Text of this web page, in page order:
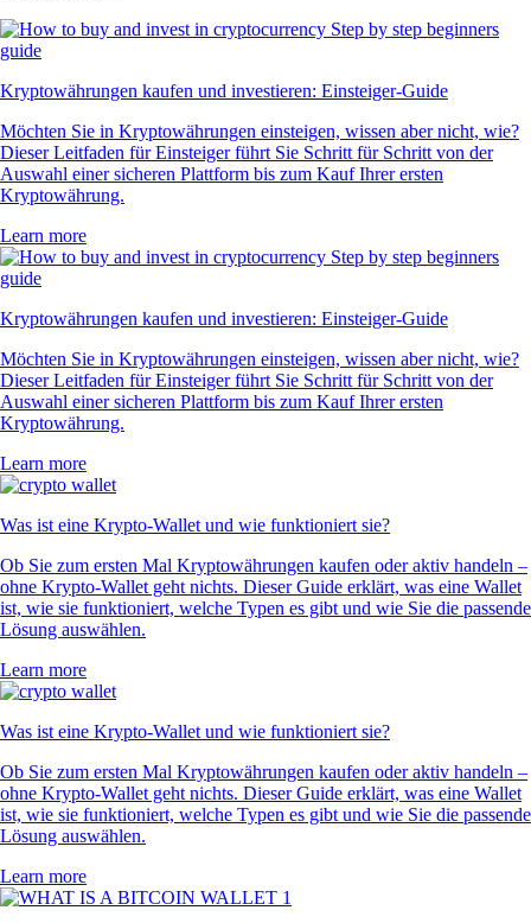
Kryptowährungen kaufen und investieren: Einsteiger-Guide
Möchten Sie in Kryptowährungen einsteigen, wissen aber nicht, wie?
Dieser Leitfaden für Einsteiger führt Sie Schritt für Schritt von der
Auswahl einer sicheren Plattform bis zum Kauf Ihrer ersten
Kryptowährung.
Learn more
Kryptowährungen kaufen und investieren: Einsteiger-Guide
Möchten Sie in Kryptowährungen einsteigen, wissen aber nicht, wie?
Dieser Leitfaden für Einsteiger führt Sie Schritt für Schritt von der
Auswahl einer sicheren Plattform bis zum Kauf Ihrer ersten
Kryptowährung.
Learn more
Was ist eine Krypto-Wallet und wie funktioniert sie?
Ob Sie zum ersten Mal Kryptowährungen kaufen oder aktiv handeln –
ohne Krypto-Wallet geht nichts. Dieser Guide erklärt, was eine Wallet
ist, wie sie funktioniert, welche Typen es gibt und wie Sie die passende
Lösung auswählen.
Learn more
Was ist eine Krypto-Wallet und wie funktioniert sie?
Ob Sie zum ersten Mal Kryptowährungen kaufen oder aktiv handeln –
ohne Krypto-Wallet geht nichts. Dieser Guide erklärt, was eine Wallet
ist, wie sie funktioniert, welche Typen es gibt und wie Sie die passende
Lösung auswählen.
Learn more